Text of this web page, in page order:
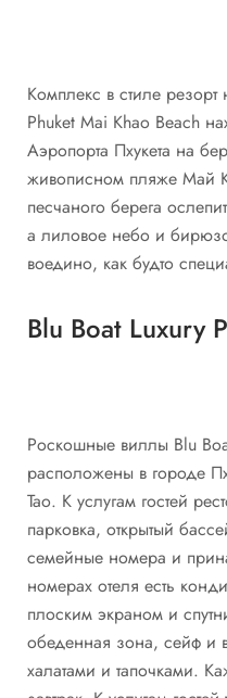
Комплекс в стиле
Phuket Mai Khao Beach
Аэропорта Пхукета на
живописном пляже Май
песчаного берега
а лиловое небо и
воедино, как будто
Blu Boat Luxury
Роскошные виллы Blu
расположены в городе
Тао. К услугам гостей
парковка, открытый
семейные номера и
номерах отеля есть
плоским экраном и
обеденная зона, сейф и
халатами и тапочками.